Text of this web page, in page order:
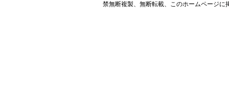
禁無断複製、無断転載、このホームページ